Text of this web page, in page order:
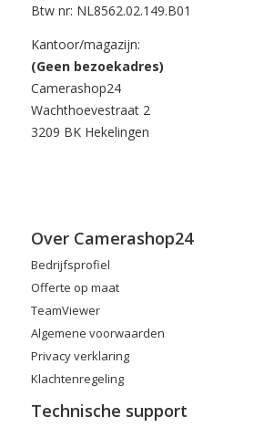
Btw nr: NL8562.02.149.B01
Kantoor/magazijn:
(Geen bezoekadres)
Camerashop24
Wachthoevestraat 2
3209 BK Hekelingen
Over Camerashop24
Bedrijfsprofiel
Offerte op maat
TeamViewer
Algemene voorwaarden
Privacy verklaring
Klachtenregeling
Technische support